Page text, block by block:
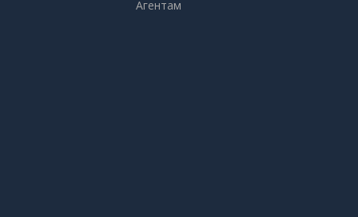
Агентам